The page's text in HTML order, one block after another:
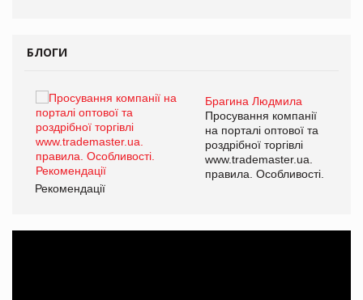
БЛОГИ
Брагина Людмила
Просування компанії
на порталі оптової та
роздрібної торгівлі
www.trademaster.ua.
правила. Особливості.
Рекомендації